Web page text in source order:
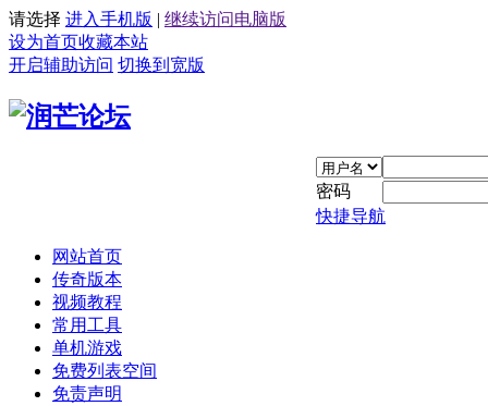
请选择 进入手机版 | 继续访问电脑版
设为首页收藏本站
开启辅助访问 切换到宽版
密码
快捷导航
网站首页
传奇版本
视频教程
常用工具
单机游戏
免费列表空间
免责声明